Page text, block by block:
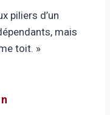
piliers d’un
mais
toit. »